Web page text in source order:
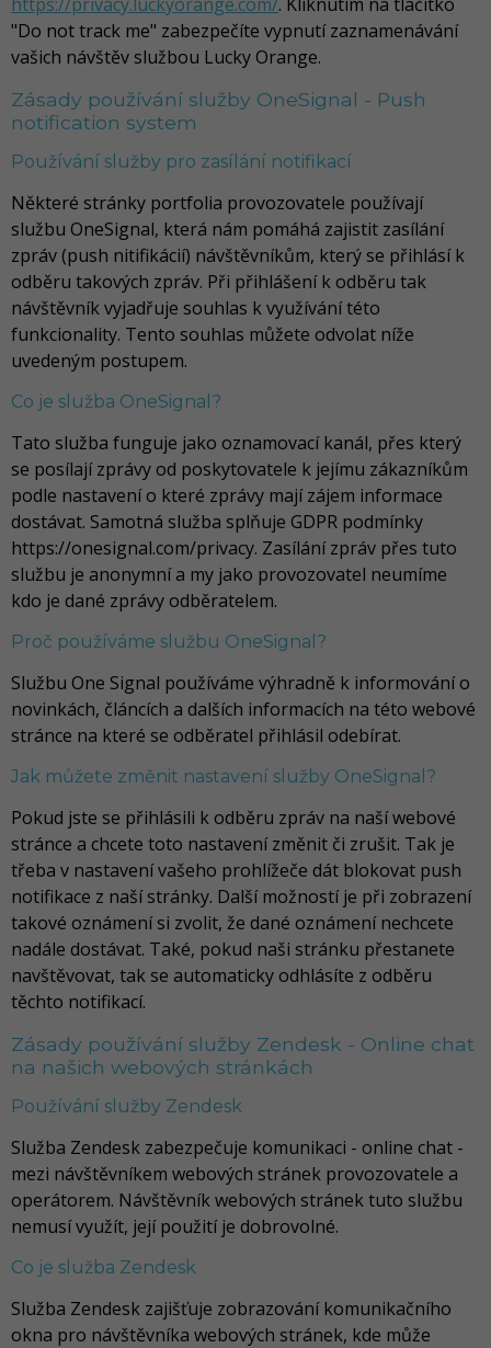
"Do not track me" zabezpečíte vypnutí zaznamenávání
vašich návštěv službou Lucky Orange.
Zásady používání služby OneSignal - Push
notification system
Používání služby pro zasílání notifikací
Některé stránky portfolia provozovatele používají
službu OneSignal, která nám pomáhá zajistit zasílání
zpráv (push nitifikácií) návštěvníkům, který se přihlásí k
odběru takových zpráv. Při přihlášení k odběru tak
návštěvník vyjadřuje souhlas k využívání této
funkcionality. Tento souhlas můžete odvolat níže
uvedeným postupem.
Co je služba OneSignal?
Tato služba funguje jako oznamovací kanál, přes který
se posílají zprávy od poskytovatele k jejímu zákazníkům
podle nastavení o které zprávy mají zájem informace
dostávat. Samotná služba splňuje GDPR podmínky
https://onesignal.com/privacy. Zasílání zpráv přes tuto
službu je anonymní a my jako provozovatel neumíme
kdo je dané zprávy odběratelem.
Proč používáme službu OneSignal?
Službu One Signal používáme výhradně k informování o
novinkách, článcích a dalších informacích na této webové
stránce na které se odběratel přihlásil odebírat.
Jak můžete změnit nastavení služby OneSignal?
Pokud jste se přihlásili k odběru zpráv na naší webové
stránce a chcete toto nastavení změnit či zrušit. Tak je
třeba v nastavení vašeho prohlížeče dát blokovat push
notifikace z naší stránky. Další možností je při zobrazení
takové oznámení si zvolit, že dané oznámení nechcete
nadále dostávat. Také, pokud naši stránku přestanete
navštěvovat, tak se automaticky odhlásíte z odběru
těchto notifikací.
Zásady používání služby Zendesk - Online chat
na našich webových stránkách
Používání služby Zendesk
Služba Zendesk zabezpečuje komunikaci - online chat -
mezi návštěvníkem webových stránek provozovatele a
operátorem. Návštěvník webových stránek tuto službu
nemusí využít, její použití je dobrovolné.
Co je služba Zendesk
Služba Zendesk zajišťuje zobrazování komunikačního
okna pro návštěvníka webových stránek, kde může